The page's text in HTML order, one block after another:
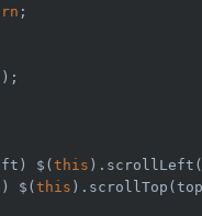
;
$(this
$(this